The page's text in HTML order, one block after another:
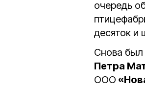
очередь
десяток и
Снова был
Петра
ООО